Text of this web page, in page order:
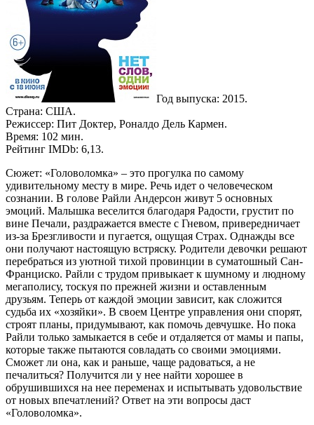
Год выпуска: 2015.
Страна: США.
Режиссер: Пит Доктер, Роналдо Дель Кармен.
Время: 102 мин.
Рейтинг IMDb: 6,13.
Сюжет: «Головоломка» – это прогулка по самому
удивительному месту в мире. Речь идет о человеческом
сознании. В голове Райли Андерсон живут 5 основных
эмоций. Малышка веселится благодаря Радости, грустит по
вине Печали, раздражается вместе с Гневом, привередничает
из-за Брезгливости и пугается, ощущая Страх. Однажды все
они получают настоящую встряску. Родители девочки решают
перебраться из уютной тихой провинции в суматошный Сан-
Франциско. Райли с трудом привыкает к шумному и людному
мегаполису, тоскуя по прежней жизни и оставленным
друзьям. Теперь от каждой эмоции зависит, как сложится
судьба их «хозяйки». В своем Центре управления они спорят,
строят планы, придумывают, как помочь девчушке. Но пока
Райли только замыкается в себе и отдаляется от мамы и папы,
которые также пытаются совладать со своими эмоциями.
Сможет ли она, как и раньше, чаще радоваться, а не
печалиться? Получится ли у нее найти хорошее в
обрушившихся на нее переменах и испытывать удовольствие
от новых впечатлений? Ответ на эти вопросы даст
«Головоломка».